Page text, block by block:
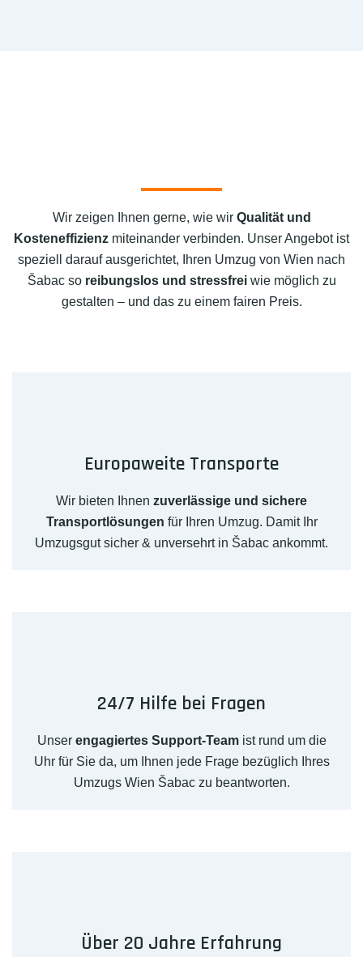
Wir zeigen Ihnen gerne, wie wir Qualität und
Kosteneffizienz miteinander verbinden. Unser Angebot ist
speziell darauf ausgerichtet, Ihren Umzug von Wien nach
Šabac so reibungslos und stressfreiwie möglich zu
gestalten – und das zu einem fairen Preis.
Europaweite Transporte
Wir bieten Ihnen zuverlässige und sichere
Transportlösungen für Ihren Umzug. Damit Ihr
Umzugsgut sicher & unversehrt in Šabac ankommt.
24/7 Hilfe bei Fragen
Unser engagiertes Support-Teamist rund um die
Uhr für Sie da, um Ihnen jede Frage bezüglich Ihres
Umzugs Wien Šabac zu beantworten.
Über 20 Jahre Erfahrung